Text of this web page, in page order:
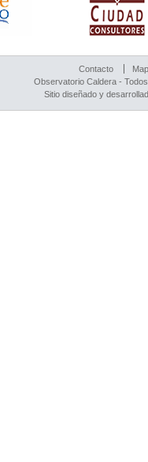
Contacto
Observatorio Caldera -
Sitio diseñado y